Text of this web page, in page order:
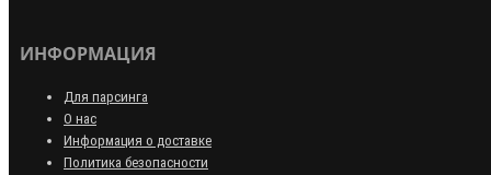
ИНФОРМАЦИЯ
Для парсинга
О нас
Информация о доставке
Политика безопасности